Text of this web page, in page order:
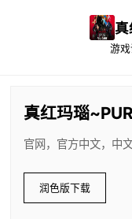
游戏
真红玛瑙
官网，官方中文，中
润色版下载